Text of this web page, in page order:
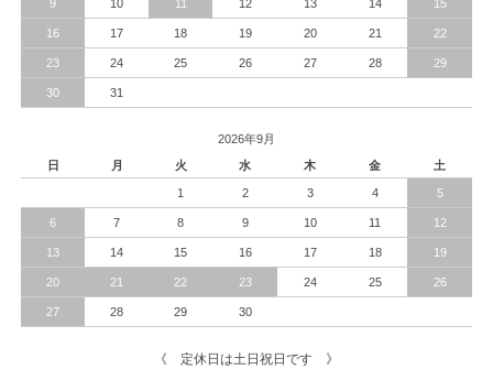
9 10 11 12 13 14 15
16 17 18 19 20 21 22
23 24 25 26 27 28 29
30 31
2026年9月
日
月 火 水 木 金 土
1 2 3 4 5
6 7 8 9 10 11 12
13 14 15 16 17 18 19
20 21 22 23 24 25 26
27 28 29 30
《 定休日は土日祝日です 》